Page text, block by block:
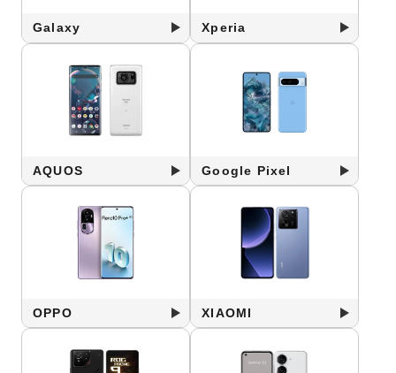
Galaxy Xperia
AQUOS Google Pixel
OPPO XIAOMI